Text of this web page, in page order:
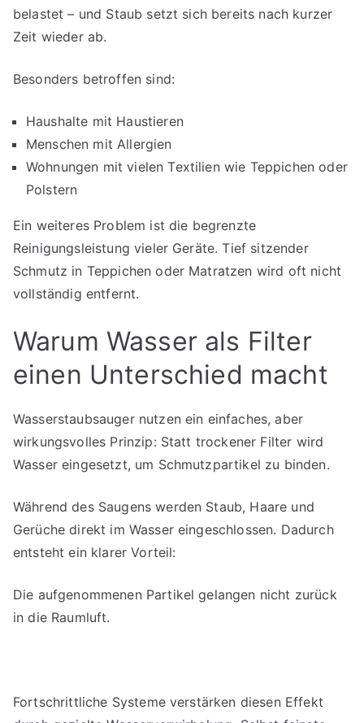
belastet – und Staub setzt sich bereits nach kurzer
Zeit wieder ab.
Besonders betroffen sind:
Haushalte mit Haustieren
Menschen mit Allergien
Wohnungen mit vielen Textilien wie Teppichen oder
Polstern
Ein weiteres Problem ist die begrenzte
Reinigungsleistung vieler Geräte. Tief sitzender
Schmutz in Teppichen oder Matratzen wird oft nicht
vollständig entfernt.
Warum Wasser als Filter
einen Unterschied macht
Wasserstaubsauger nutzen ein einfaches, aber
wirkungsvolles Prinzip: Statt trockener Filter wird
Wasser eingesetzt, um Schmutzpartikel zu binden.
Während des Saugens werden Staub, Haare und
Gerüche direkt im Wasser eingeschlossen. Dadurch
entsteht ein klarer Vorteil:
Die aufgenommenen Partikel gelangen nicht zurück
in die Raumluft.
Fortschrittliche Systeme verstärken diesen Effekt